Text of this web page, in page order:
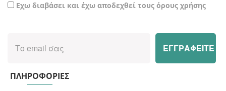
Εχω διαβάσει και έχω αποδεχθεί τους όρους χρήσης
ΠΛΗΡΟΦΟΡΙΕΣ